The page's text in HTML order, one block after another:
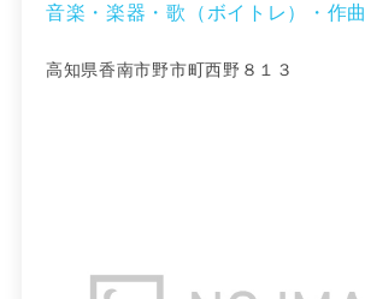
音楽・楽器・歌（ボイトレ）・作曲
高知県香南市野市町西野８１３